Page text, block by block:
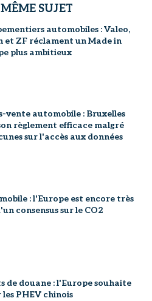
SUJET
automobiles : Valeo,
et ZF réclament un Made in
plus ambitieux
vente automobile : Bruxelles
règlement efficace malgré
sur l'accès aux données
: l'Europe est encore très
consensus sur le CO2
de douane : l'Europe souhaite
PHEV chinois